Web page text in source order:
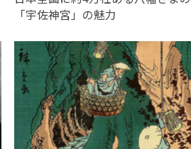
「宇佐神宮」の魅力